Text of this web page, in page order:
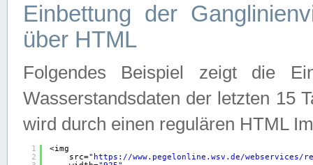
Einbettung der
über HTML
Folgendes Beispiel zeigt die
Wasserstandsdaten der letzten 15
wird durch einen regulären HTML
1
2
<img
src=" https://www.pegelonline.wsv.de/webservices/